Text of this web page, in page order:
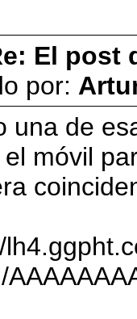
El post
por:
una de
el móvil